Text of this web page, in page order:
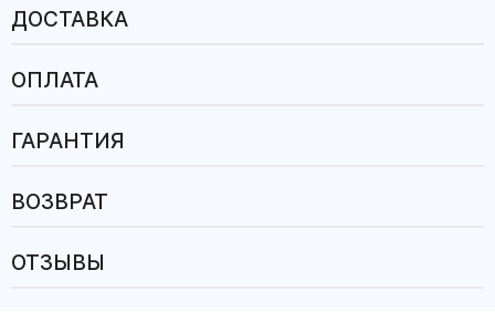
ДОСТАВКА
ОПЛАТА
ГАРАНТИЯ
ВОЗВРАТ
ОТЗЫВЫ